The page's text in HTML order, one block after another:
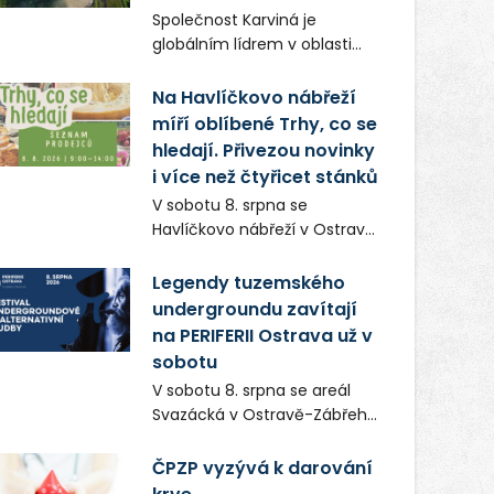
moravskoslezskou metropoli
nevybrali náhodou – její
přirozenou součástí příběhu
bývalého boxerského
šampiona Hoffa (Milan
Ondrík), jenž se po letech
vrací do světa vrcholových
zápasů, tentokrát v MMA.
Společnost Karviná je
globálním lídrem v oblasti
systémů, stabilním
zaměstnavatelem na
Karvinsku a firmou s
obrovským potenciálem.
Na Havlíčkovo nábřeží
míří oblíbené Trhy, co se
hledají. Přivezou novinky
i více než čtyřicet stánků
V sobotu 8. srpna se
Havlíčkovo nábřeží v Ostravě
vůní, chutí a poctivých
lokálních výrobků. Trhy, co se
hledají tentokrát nabídnou
více než čtyřicet pečlivě
vybraných stánků s kvalitní
gastronomií, farmářskými
produkty, designem i
Návštěvníci se mohou těšit
Legendy tuzemského
undergroundu zavítají
na PERIFERII Ostrava už v
sobotu
V sobotu 8. srpna se areál
Svazácká v Ostravě-Zábřehu
undergroundové a
alternativní hudby. Uskuteční
ČPZP vyzývá k darování